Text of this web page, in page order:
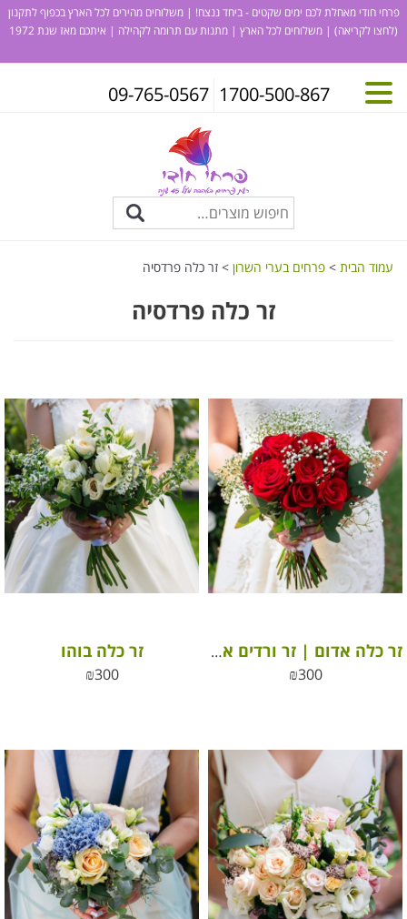
פרחי חודי מאחלת לכם ימים שקטים - ביחד ננצח! | משלוחים מהירים לכל הארץ בכפוף לתקנון
(לחצו לקריאה) | משלוחים לכל הארץ | מתנות עם תרומה לקהילה | איתכם מאז שנת 1972
1700-500-867
09-765-0567
עמוד הבית > פרחים בערי השרון > זר כלה פרדסיה
זר כלה פרדסיה
זר כלה אדום | זר ורדים אדום
₪300
זר כלה בוהו
₪300